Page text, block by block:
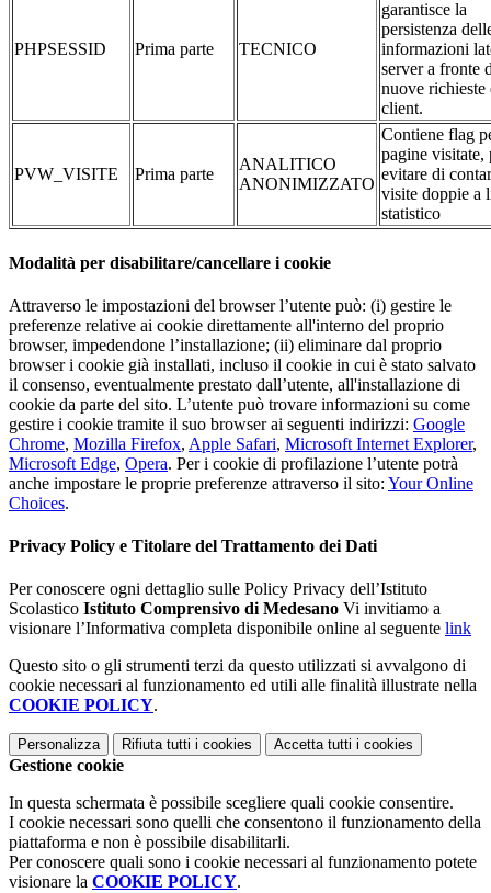
PHPSESSID Prima parte TECNICO
garantisce la
persistenza
informazioni
server a fronte
nuove richieste
client.
PVW_VISITE Prima parte
ANALITICO
ANONIMIZZATO
Contiene flag
pagine visitate,
evitare di
visite doppie a
statistico
Modalità per disabilitare/cancellare i cookie
Attraverso le impostazioni del browser l’utente può: (i) gestire le
preferenze relative ai cookie direttamente all'interno del proprio
browser, impedendone l’installazione; (ii) eliminare dal proprio
browser i cookie già installati, incluso il cookie in cui è stato salvato
il consenso, eventualmente prestato dall’utente, all'installazione di
cookie da parte del sito. L’utente può trovare informazioni su come
gestire i cookie tramite il suo browser ai seguenti indirizzi: Google
Chrome, Mozilla Firefox, Apple Safari, Microsoft Internet Explorer,
Microsoft Edge, Opera. Per i cookie di profilazione l’utente potrà
anche impostare le proprie preferenze attraverso il sito: Your Online
Choices.
Privacy Policy e Titolare del Trattamento dei Dati
Per conoscere ogni dettaglio sulle Policy Privacy dell’Istituto
Scolastico Istituto Comprensivo di Medesano Vi invitiamo a
visionare l’Informativa completa disponibile online al seguente link
Questo sito o gli strumenti terzi da questo utilizzati si avvalgono di
cookie necessari al funzionamento ed utili alle finalità illustrate nella
COOKIE POLICY.
Personalizza Rifiuta tutti i cookies Accetta tutti i cookies
Gestione cookie
In questa schermata è possibile scegliere quali cookie consentire.
I cookie necessari sono quelli che consentono il funzionamento della
piattaforma e non è possibile disabilitarli.
Per conoscere quali sono i cookie necessari al funzionamento potete
visionare la COOKIE POLICY.